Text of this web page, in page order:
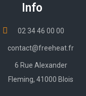
Info
02 34 46 00 00
contact@freeheat.fr
6 Rue Alexander
Fleming, 41000 Blois